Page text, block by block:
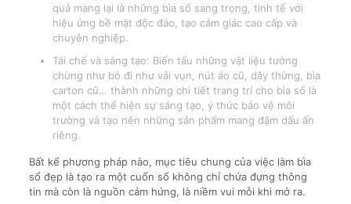
quả mang lại là những bìa sổ sang trọng, tinh tế với
hiệu ứng bề mặt độc đáo, tạo cảm giác cao cấp và
chuyên nghiệp.
Tái chế và sáng tạo: Biến tấu những vật liệu tưởng
chừng như bỏ đi như vải vụn, nút áo cũ, dây thừng, bìa
carton cũ… thành những chi tiết trang trí cho bìa sổ là
một cách thể hiện sự sáng tạo, ý thức bảo vệ môi
trường và tạo nên những sản phẩm mang đậm dấu ấn
riêng.
Bất kể phương pháp nào, mục tiêu chung của việc làm bìa
sổ đẹp là tạo ra một cuốn sổ không chỉ chứa đựng thông
tin mà còn là nguồn cảm hứng, là niềm vui mỗi khi mở ra.